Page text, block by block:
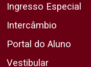
Ingresso Especial
Intercâmbio
Portal do Aluno
Vestibular